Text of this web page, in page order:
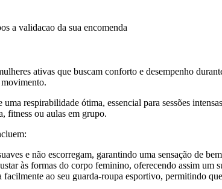
a validacao da sua encomenda
ativas que buscam conforto e desempenho
respirabilidade ótima, essencial para sessões
fitness ou aulas em grupo.
e não escorregam, garantindo uma sensação de
às formas do corpo feminino, oferecendo assim um
facilmente ao seu guarda-roupa esportivo, permitindo